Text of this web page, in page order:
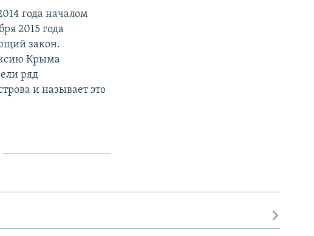
года началом
2015 года
закон.
Крыма
ряд
и называет это